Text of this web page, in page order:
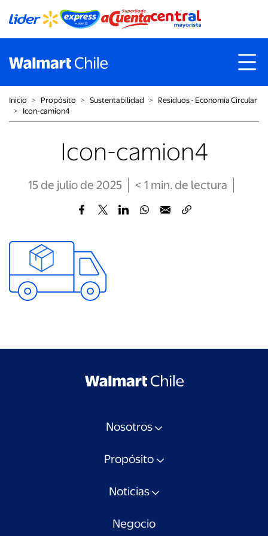
Inicio ˃ Propósito ˃ Sustentabilidad ˃
Residuos - Economía Circular
˃
Icon-camion4
Icon-camion4
15 de julio de 2025 < 1 min. de lectura
Nosotros
Propósito
Noticias
Negocio